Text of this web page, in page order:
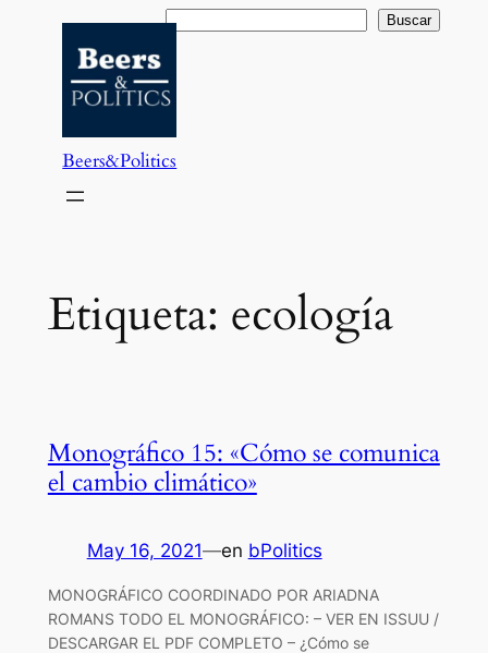
contenido
Buscar Buscar
Beers&Politics
Etiqueta: ecología
Monográfico 15: «Cómo se comunica
el cambio climático»
May 16, 2021—en bPolitics
MONOGRÁFICO COORDINADO POR ARIADNA
ROMANS TODO EL MONOGRÁFICO: – VER EN ISSUU /
DESCARGAR EL PDF COMPLETO – ¿Cómo se